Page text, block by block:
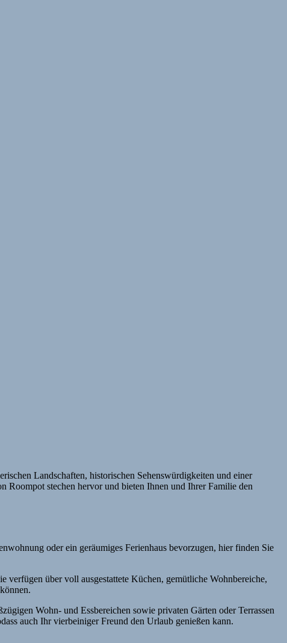
Landschaften, historischen Sehenswürdigkeiten und einer
Roompot stechen hervor und bieten Ihnen und Ihrer Familie den
oder ein geräumiges Ferienhaus bevorzugen, hier finden Sie
über voll ausgestattete Küchen, gemütliche Wohnbereiche,
Wohn- und Essbereichen sowie privaten Gärten oder Terrassen
auch Ihr vierbeiniger Freund den Urlaub genießen kann.